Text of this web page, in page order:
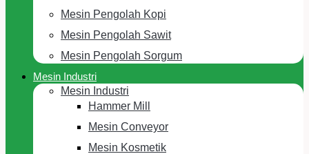
Mesin Pengolah Kopi
Mesin Pengolah Sawit
Mesin Pengolah Sorgum
Mesin Industri
Mesin Industri
Hammer Mill
Mesin Conveyor
Mesin Kosmetik